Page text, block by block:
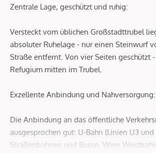
Zentrale Lage, geschützt und ruhig:
Versteckt vom üblichen Großstadttrubel
absoluter Ruhelage - nur einen Steinwurf
Straße entfernt. Von vier Seiten geschützt
Refugium mitten im Trubel.
Exzellente Anbindung und Nahversorgung:
Die Anbindung an das öffentliche
ausgesprochen gut: U-Bahn (Linien U3 und
Straßenbahnen und Busse, Wien